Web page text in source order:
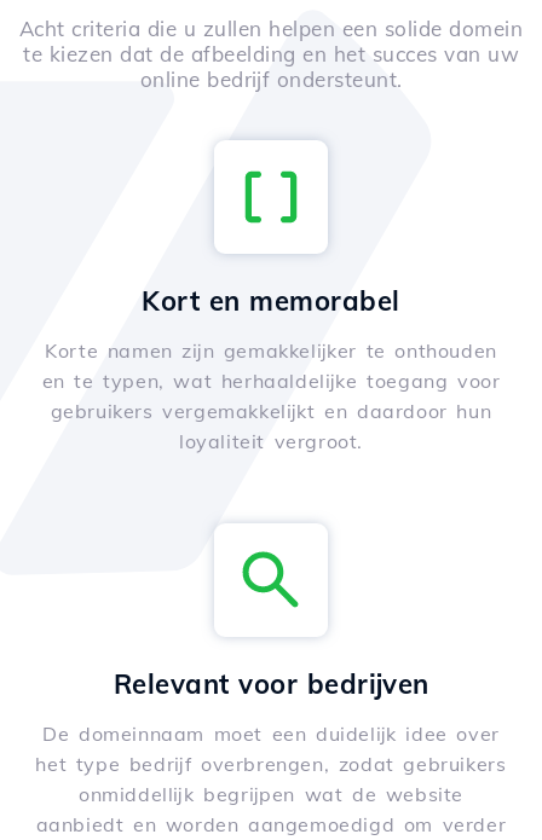
Acht criteria die u zullen helpen een solide domein
te kiezen dat de afbeelding en het succes van uw
online bedrijf ondersteunt.
Kort en memorabel
Korte namen zijn gemakkelijker te onthouden
en te typen, wat herhaaldelijke toegang voor
gebruikers vergemakkelijkt en daardoor hun
loyaliteit vergroot.
Relevant voor bedrijven
De domeinnaam moet een duidelijk idee over
het type bedrijf overbrengen, zodat gebruikers
onmiddellijk begrijpen wat de website
aanbiedt en worden aangemoedigd om verder